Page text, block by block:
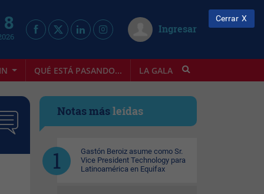
Ingresar
QUÉ ESTÁ PASANDO... LA GALA INFOSTYLE
Notas másleídas
Gastón Beroiz asume como Sr.
Vice President Technology para
Latinoamérica en Equifax
Cerrar